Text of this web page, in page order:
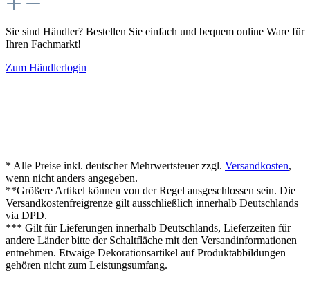
Sie sind Händler? Bestellen Sie einfach und bequem online Ware für
Ihren Fachmarkt!
Zum Händlerlogin
* Alle Preise inkl. deutscher Mehrwertsteuer zzgl. Versandkosten,
wenn nicht anders angegeben.
**Größere Artikel können von der Regel ausgeschlossen sein. Die
Versandkostenfreigrenze gilt ausschließlich innerhalb Deutschlands
via DPD.
*** Gilt für Lieferungen innerhalb Deutschlands, Lieferzeiten für
andere Länder bitte der Schaltfläche mit den Versandinformationen
entnehmen. Etwaige Dekorationsartikel auf Produktabbildungen
gehören nicht zum Leistungsumfang.